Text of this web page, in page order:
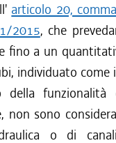
articolo 20,
2015, che
fino a un
individuato come
funzionalità
non sono
o di